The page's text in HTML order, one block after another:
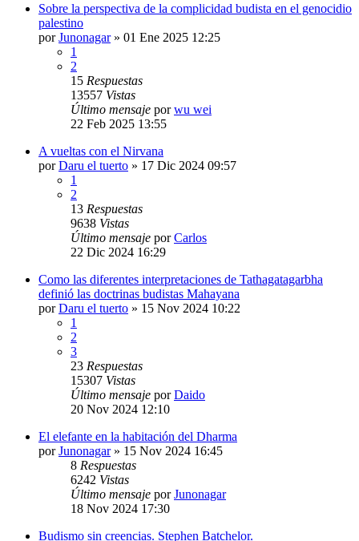
Sobre la perspectiva de la complicidad budista en el genocidio
palestino
porJunonagar» 01 Ene 2025 12:25
1
2
15 Respuestas
13557 Vistas
Último mensaje porwu wei
22 Feb 2025 13:55
A vueltas con el Nirvana
porDaru el tuerto » 17 Dic 2024 09:57
1
2
13 Respuestas
9638 Vistas
Último mensaje porCarlos
22 Dic 2024 16:29
Como las diferentes interpretaciones de Tathagatagarbha
definió las doctrinas budistas Mahayana
porDaru el tuerto » 15 Nov 2024 10:22
1
2
3
23 Respuestas
15307 Vistas
Último mensaje porDaido
20 Nov 2024 12:10
El elefante en la habitación del Dharma
porJunonagar» 15 Nov 2024 16:45
8 Respuestas
6242 Vistas
Último mensaje porJunonagar
18 Nov 2024 17:30
Budismo sin creencias. Stephen Batchelor.